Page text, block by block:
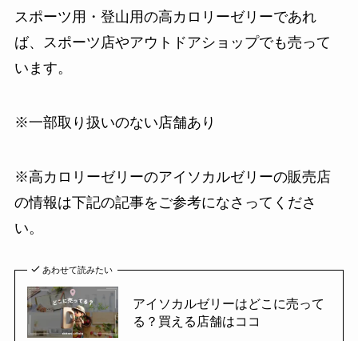
スポーツ用・登山用の高カロリーゼリーであれ
ば、スポーツ店やアウトドアショップでも売って
います。
※一部取り扱いのない店舗あり
※高カロリーゼリーのアイソカルゼリーの販売店
の情報は下記の記事をご参考になさってくださ
い。
あわせて読みたい
アイソカルゼリーはどこに売って
る？買える店舗はココ